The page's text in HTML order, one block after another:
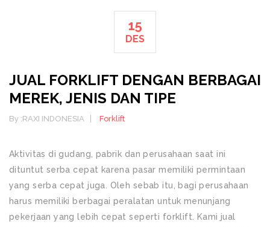
15
DES
JUAL FORKLIFT DENGAN BERBAGAI
MEREK, JENIS DAN TIPE
By :RAXI INDONESIA Forklift
Aktivitas di gudang, pabrik dan perusahaan saat ini
dituntut serba cepat karena pasar memiliki permintaan
yang serba cepat juga. Oleh sebab itu, bagi perusahaan
harus memiliki berbagai peralatan untuk menunjang
pekerjaan yang lebih cepat seperti forklift. Kami jual